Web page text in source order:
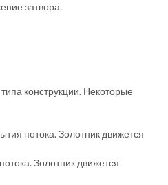
затвора.
конструкции. Некоторые
потока. Золотник движется
Золотник движется